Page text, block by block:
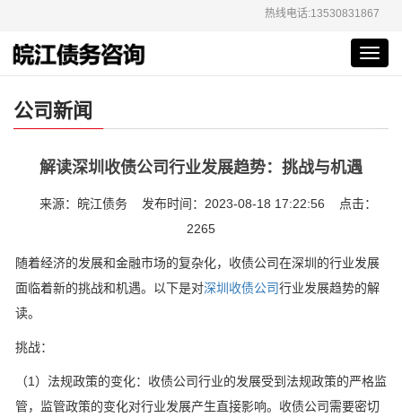
热线电话:13530831867
公司新闻
解读深圳收债公司行业发展趋势：挑战与机遇
来源：皖江债务 发布时间：2023-08-18 17:22:56 点击：
2265
随着经济的发展和金融市场的复杂化，收债公司在深圳的行业发展
面临着新的挑战和机遇。以下是对深圳收债公司行业发展趋势的解
读。
挑战：
（1）法规政策的变化：收债公司行业的发展受到法规政策的严格监
管，监管政策的变化对行业发展产生直接影响。收债公司需要密切